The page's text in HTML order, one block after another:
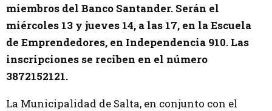
miembros del Banco Santander. Serán el
miércoles 13 y jueves 14, a las 17, en la Escuela
de Emprendedores, en Independencia 910. Las
inscripciones se reciben en el número
3872152121.
La Municipalidad de Salta, en conjunto con el